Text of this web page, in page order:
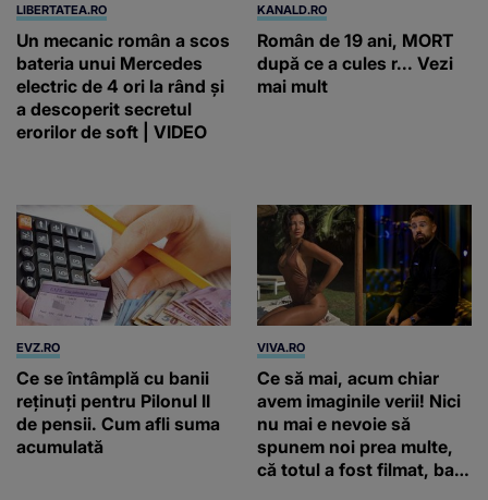
LIBERTATEA.RO
Un mecanic român a scos
bateria unui Mercedes
electric de 4 ori la rând și
a descoperit secretul
erorilor de soft | VIDEO
KANALD.RO
Român de 19 ani, MORT
după ce a cules r... Vezi
mai mult
EVZ.RO
Ce se întâmplă cu banii
reținuți pentru Pilonul II
de pensii. Cum afli suma
acumulată
VIVA.RO
Ce să mai, acum chiar
avem imaginile verii! Nici
nu mai e nevoie să
spunem noi prea multe,
că totul a fost filmat, ba